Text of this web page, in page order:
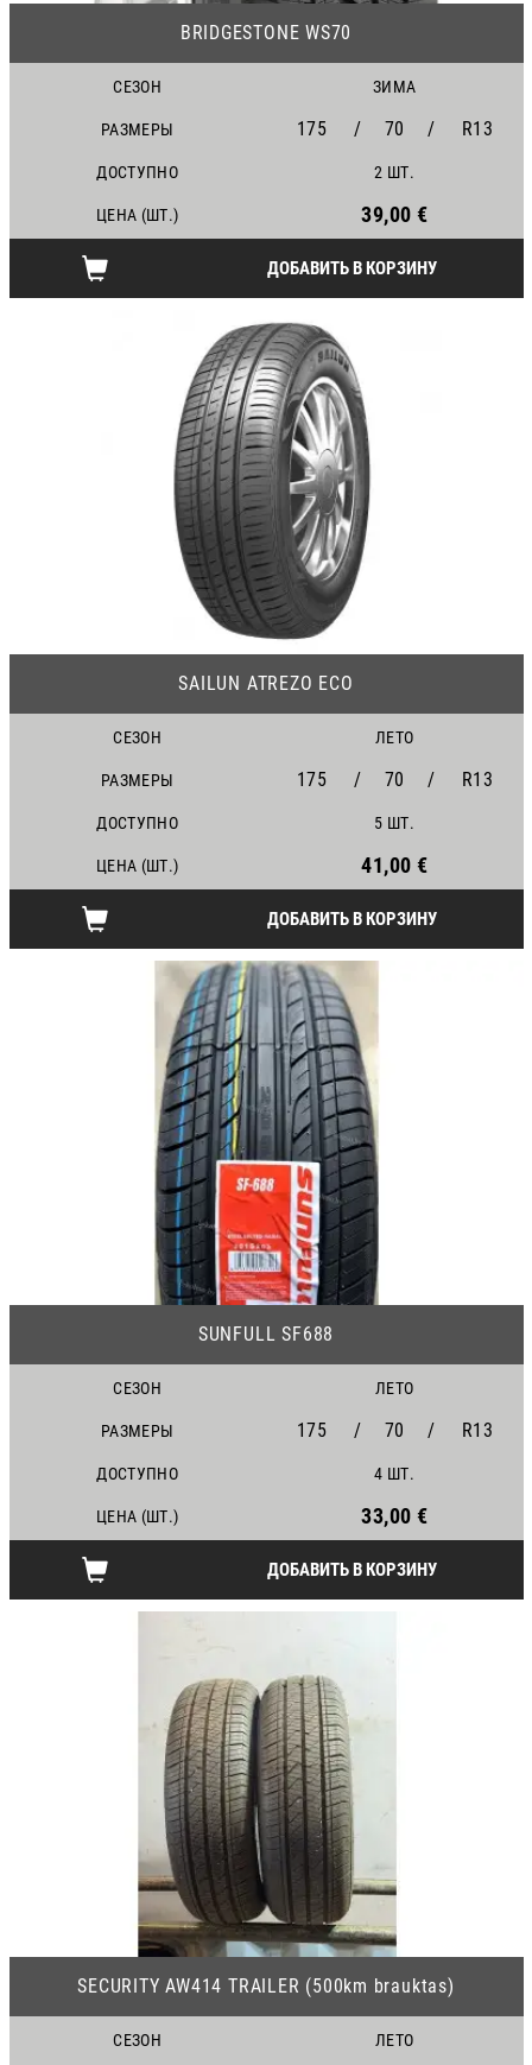
BRIDGESTONE WS70
СЕЗОН ЗИМА
РАЗМЕРЫ 175 / 70 / R13
ДОСТУПНО 2 ШТ.
ЦЕНА (ШТ.) 39,00 €
ДОБАВИТЬ В КОРЗИНУ
SAILUN ATREZO ECO
СЕЗОН ЛЕТО
РАЗМЕРЫ 175 / 70 / R13
ДОСТУПНО 5 ШТ.
ЦЕНА (ШТ.) 41,00 €
ДОБАВИТЬ В КОРЗИНУ
SUNFULL SF688
СЕЗОН ЛЕТО
РАЗМЕРЫ 175 / 70 / R13
ДОСТУПНО 4 ШТ.
ЦЕНА (ШТ.) 33,00 €
ДОБАВИТЬ В КОРЗИНУ
SECURITY AW414 TRAILER (500km brauktas)
СЕЗОН ЛЕТО